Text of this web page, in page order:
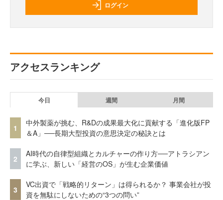
ログイン
アクセスランキング
今日 週間 月間
1
中外製薬が挑む、R&Dの成果最大化に貢献する「進化版FP
＆A」──長期大型投資の意思決定の秘訣とは
2
AI時代の自律型組織とカルチャーの作り方──アトラシアン
に学ぶ、新しい「経営のOS」が生む企業価値
3
VC出資で「戦略的リターン」は得られるか？ 事業会社が投
資を無駄にしないための“3つの問い”